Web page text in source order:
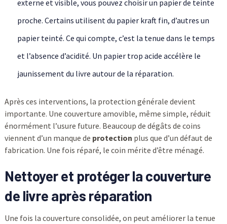
externe et visible, vous pouvez choisir un papier de teinte
proche. Certains utilisent du papier kraft fin, d’autres un
papier teinté. Ce qui compte, c’est la tenue dans le temps
et l’absence d’acidité. Un papier trop acide accélère le
jaunissement du livre autour de la réparation.
Après ces interventions, la protection générale devient
importante. Une couverture amovible, même simple, réduit
énormément l’usure future. Beaucoup de dégâts de coins
viennent d’un manque de protection plus que d’un défaut de
fabrication. Une fois réparé, le coin mérite d’être ménagé.
Nettoyer et protéger la couverture
de livre après réparation
Une fois la couverture consolidée, on peut améliorer la tenue